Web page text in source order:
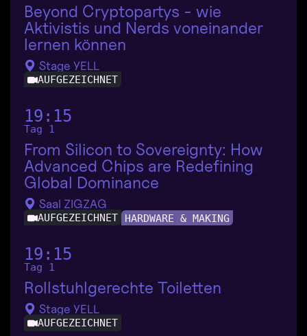
Beyond Cryptopartys - wie
Aktivistis und Nerds voneinander
lernen können
Stage YELL
AUFGEZEICHNET
19:15
Tag 1
From Silicon to Sovereignty: How
Advanced Chips are Redefining
Global Dominance
Saal ZIGZAG
AUFGEZEICHNET HARDWARE & MAKING
19:15
Tag 1
Rollstuhlgerechte Toiletten
Stage YELL
AUFGEZEICHNET